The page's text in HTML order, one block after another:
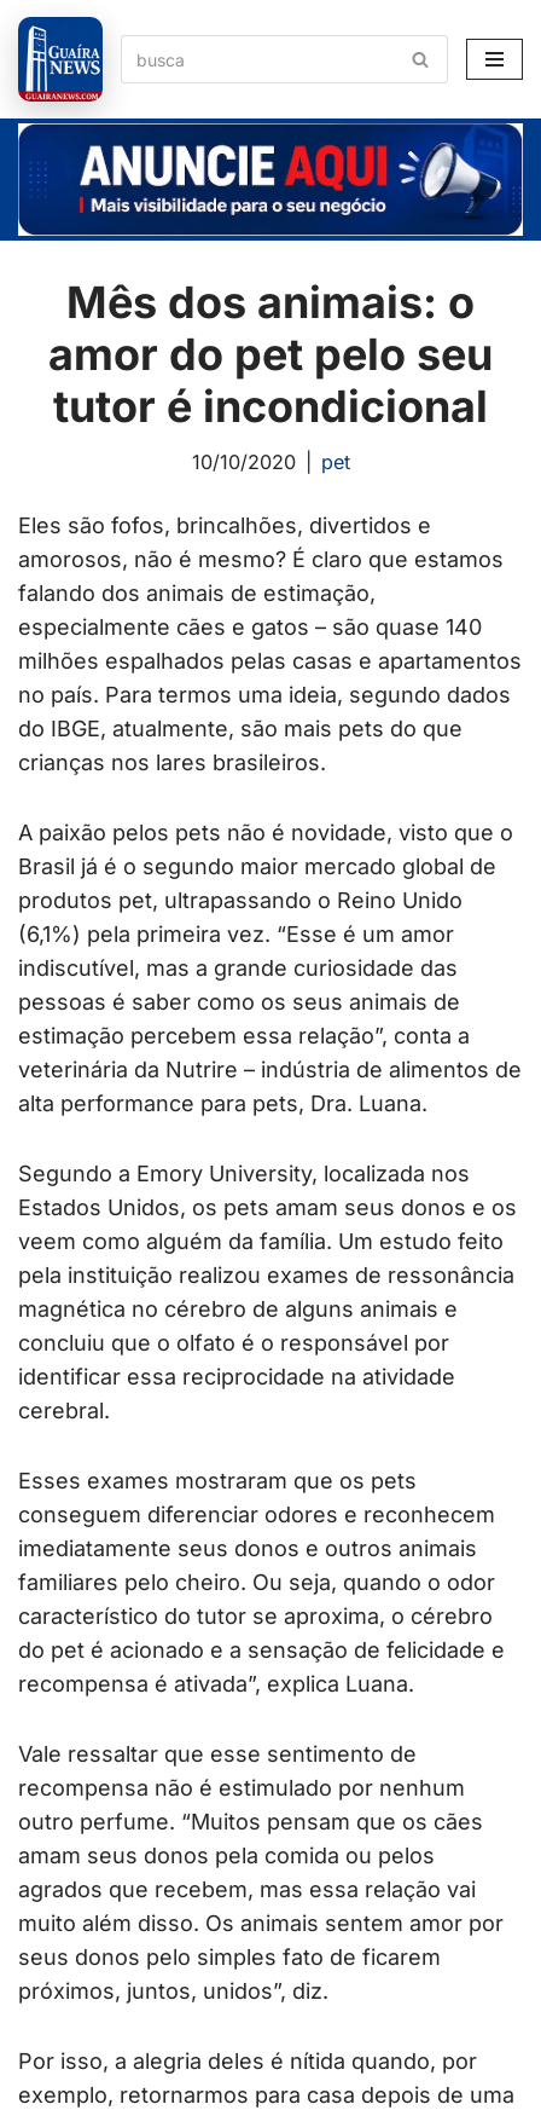
Pular
para
o
conteúdo
Mês dos animais: o
amor do pet pelo seu
tutor é incondicional
10/10/2020 pet
Eles são fofos, brincalhões, divertidos e
amorosos, não é mesmo? É claro que estamos
falando dos animais de estimação,
especialmente cães e gatos – são quase 140
milhões espalhados pelas casas e apartamentos
no país. Para termos uma ideia, segundo dados
do IBGE, atualmente, são mais pets do que
crianças nos lares brasileiros.
A paixão pelos pets não é novidade, visto que o
Brasil já é o segundo maior mercado global de
produtos pet, ultrapassando o Reino Unido
(6,1%) pela primeira vez. “Esse é um amor
indiscutível, mas a grande curiosidade das
pessoas é saber como os seus animais de
estimação percebem essa relação”, conta a
veterinária da Nutrire – indústria de alimentos de
alta performance para pets, Dra. Luana.
Segundo a Emory University, localizada nos
Estados Unidos, os pets amam seus donos e os
veem como alguém da família. Um estudo feito
pela instituição realizou exames de ressonância
magnética no cérebro de alguns animais e
concluiu que o olfato é o responsável por
identificar essa reciprocidade na atividade
cerebral.
Esses exames mostraram que os pets
conseguem diferenciar odores e reconhecem
imediatamente seus donos e outros animais
familiares pelo cheiro. Ou seja, quando o odor
característico do tutor se aproxima, o cérebro
do pet é acionado e a sensação de felicidade e
recompensa é ativada”, explica Luana.
Vale ressaltar que esse sentimento de
recompensa não é estimulado por nenhum
outro perfume. “Muitos pensam que os cães
amam seus donos pela comida ou pelos
agrados que recebem, mas essa relação vai
muito além disso. Os animais sentem amor por
seus donos pelo simples fato de ficarem
próximos, juntos, unidos”, diz.
Por isso, a alegria deles é nítida quando, por
exemplo, retornarmos para casa depois de uma